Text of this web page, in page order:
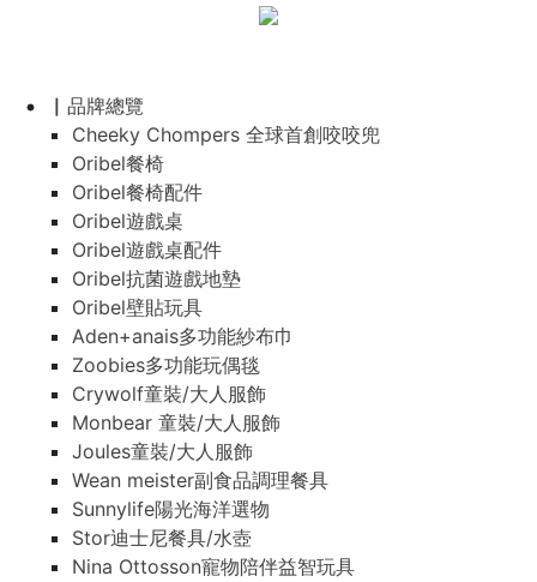
▏品牌總覽
Cheeky Chompers 全球首創咬咬兜
Oribel餐椅
Oribel餐椅配件
Oribel遊戲桌
Oribel遊戲桌配件
Oribel抗菌遊戲地墊
Oribel壁貼玩具
Aden+anais多功能紗布巾
Zoobies多功能玩偶毯
Crywolf童裝/大人服飾
Monbear 童裝/大人服飾
Joules童裝/大人服飾
Wean meister副食品調理餐具
Sunnylife陽光海洋選物
Stor迪士尼餐具/水壺
Nina Ottosson寵物陪伴益智玩具